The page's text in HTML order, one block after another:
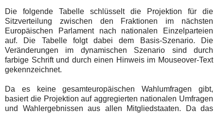
Die folgende Tabelle schlüsselt die Projektion für die
Sitzverteilung zwischen den Fraktionen im nächsten
Europäischen Parlament nach nationalen Einzelparteien
auf. Die Tabelle folgt dabei dem Basis-Szenario. Die
Veränderungen im dynamischen Szenario sind durch
farbige Schrift und durch einen Hinweis im Mouseover-Text
gekennzeichnet.
Da es keine gesamteuropäischen Wahlumfragen gibt,
basiert die Projektion auf aggregierten nationalen Umfragen
und Wahlergebnissen aus allen Mitgliedstaaten. Da das